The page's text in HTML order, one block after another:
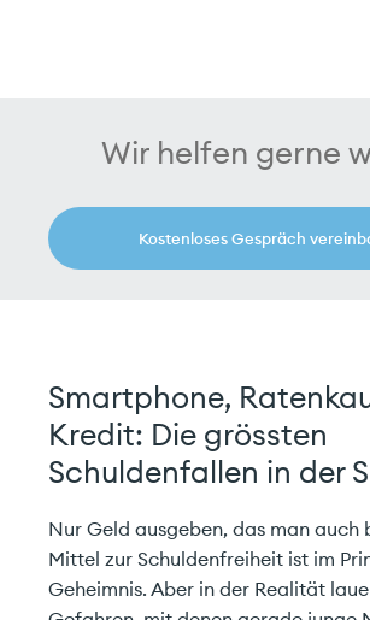
Wir helfen gerne
Kostenloses Gespräch
Smartphone,
Kredit: Die grössten
Schuldenfallen in der
Nur Geld ausgeben, das man auch
Mittel zur Schuldenfreiheit ist im
Geheimnis. Aber in der Realität